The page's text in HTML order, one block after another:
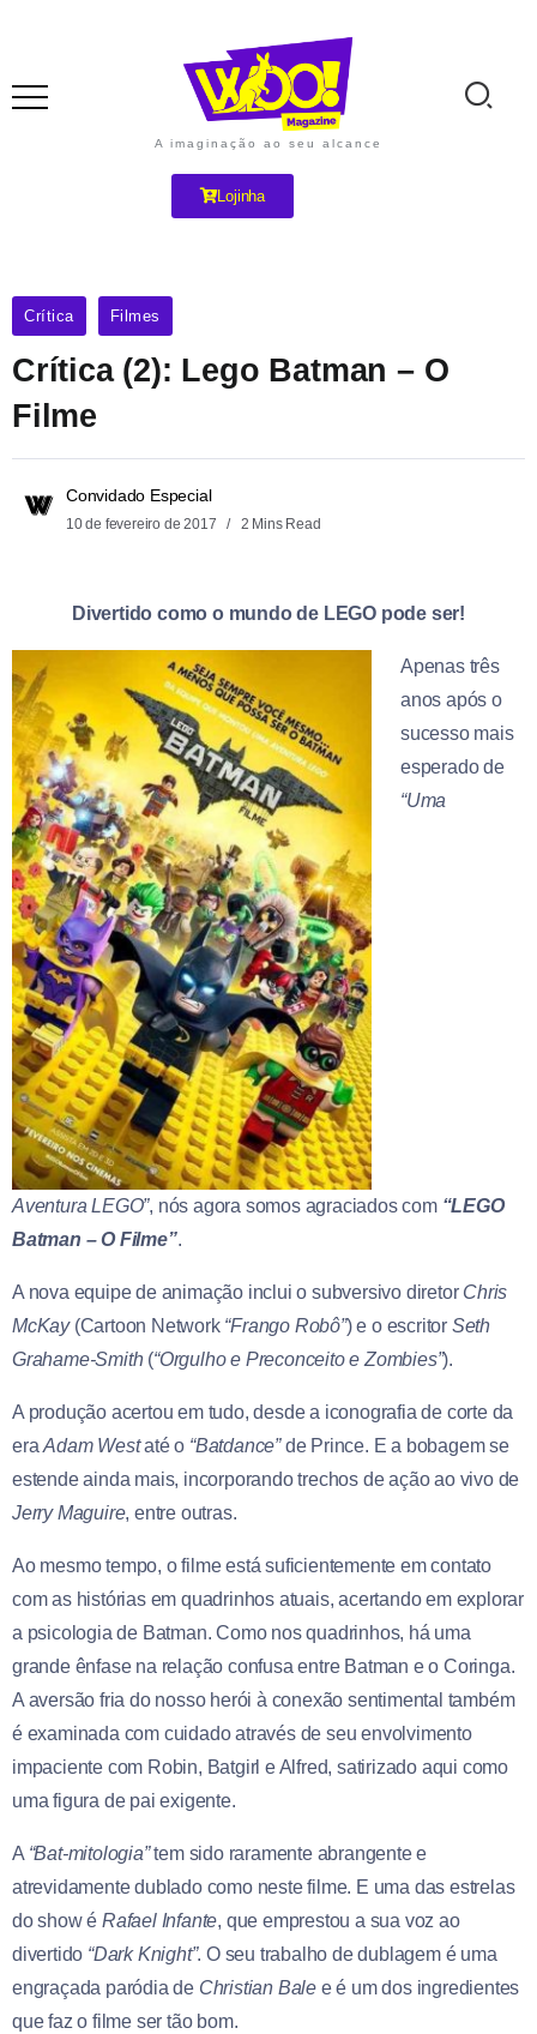
A imaginação ao seu alcance
Lojinha
Crítica Filmes
Crítica (2): Lego Batman – O
Filme
Convidado Especial
10 de fevereiro de 2017 2 Mins Read
Divertido como o mundo de LEGO pode ser!
Apenas três
anos após o
sucesso mais
esperado de
“Uma
Aventura LEGO”, nós agora somos agraciados com “LEGO
Batman – O Filme”.
A nova equipe de animação inclui o subversivo diretor Chris
McKay(Cartoon Network“Frango Robô”) e o escritor Seth
Grahame-Smith(“Orgulho e Preconceito e Zombies”).
A produção acertou em tudo, desde a iconografia de corte da
eraAdam Westaté o “Batdance”de Prince. E a bobagem se
estende ainda mais, incorporando trechos de ação ao vivo de
Jerry Maguire, entre outras.
Ao mesmo tempo, o filme está suficientemente em contato
com as histórias em quadrinhos atuais, acertando em explorar
a psicologia de Batman. Como nos quadrinhos, há uma
grande ênfase na relação confusa entre Batman e o Coringa.
A aversão fria do nosso herói à conexão sentimental também
é examinada com cuidado através de seu envolvimento
impaciente com Robin, Batgirl e Alfred, satirizado aqui como
uma figura de pai exigente.
A “Bat-mitologia”tem sido raramente abrangente e
atrevidamente dublado como neste filme. E uma das estrelas
do show é Rafael Infante, que emprestou a sua voz ao
divertido “Dark Knight”. O seu trabalho de dublagem é uma
engraçada paródia de Christian Bale e é um dos ingredientes
que faz o filme ser tão bom.